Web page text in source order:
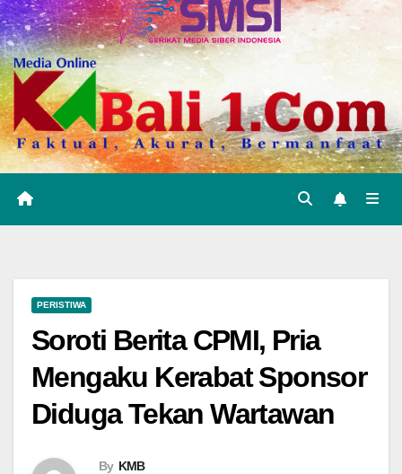
PERISTIWA
Soroti Berita CPMI, Pria
Mengaku Kerabat Sponsor
Diduga Tekan Wartawan
By KMB